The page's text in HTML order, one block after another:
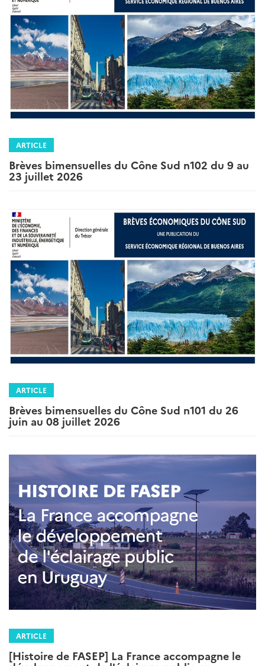
ARTICLE
Brèves bimensuelles du Cône Sud n102 du 9 au
23 juillet 2026
ARTICLE
Brèves bimensuelles du Cône Sud n101 du 26
juin au 08 juillet 2026
ARTICLE
[Histoire de FASEP] La France accompagne le